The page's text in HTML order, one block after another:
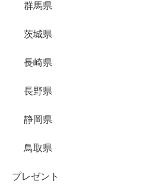
群馬県
茨城県
長崎県
長野県
静岡県
鳥取県
プレゼント